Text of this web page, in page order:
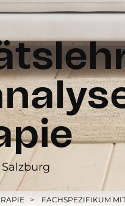
FACHSPEZIFIKUM